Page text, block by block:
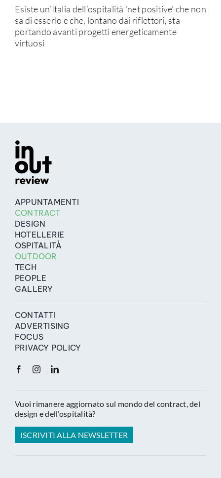
Esiste un’Italia dell’ospitalità 'net positive' che non
sa di esserlo e che, lontano dai riflettori, sta
portando avanti progetti energeticamente
virtuosi
APPUNTAMENTI
CONTRACT
DESIGN
HOTELLERIE
OSPITALITÀ
OUTDOOR
TECH
PEOPLE
GALLERY
CONTATTI
ADVERTISING
FOCUS
PRIVACY POLICY
Vuoi rimanere aggiornato sul mondo del contract, del
design e dell’ospitalità?
ISCRIVITI ALLA NEWSLETTER